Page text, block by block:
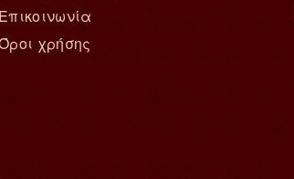
Επικοινωνία
χρήσης